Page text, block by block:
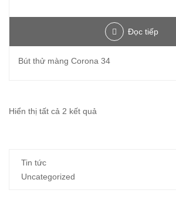
Đọc tiếp
Bút thử màng Corona 34
Hiển thị tất cả 2 kết quả
Tin tức
Uncategorized